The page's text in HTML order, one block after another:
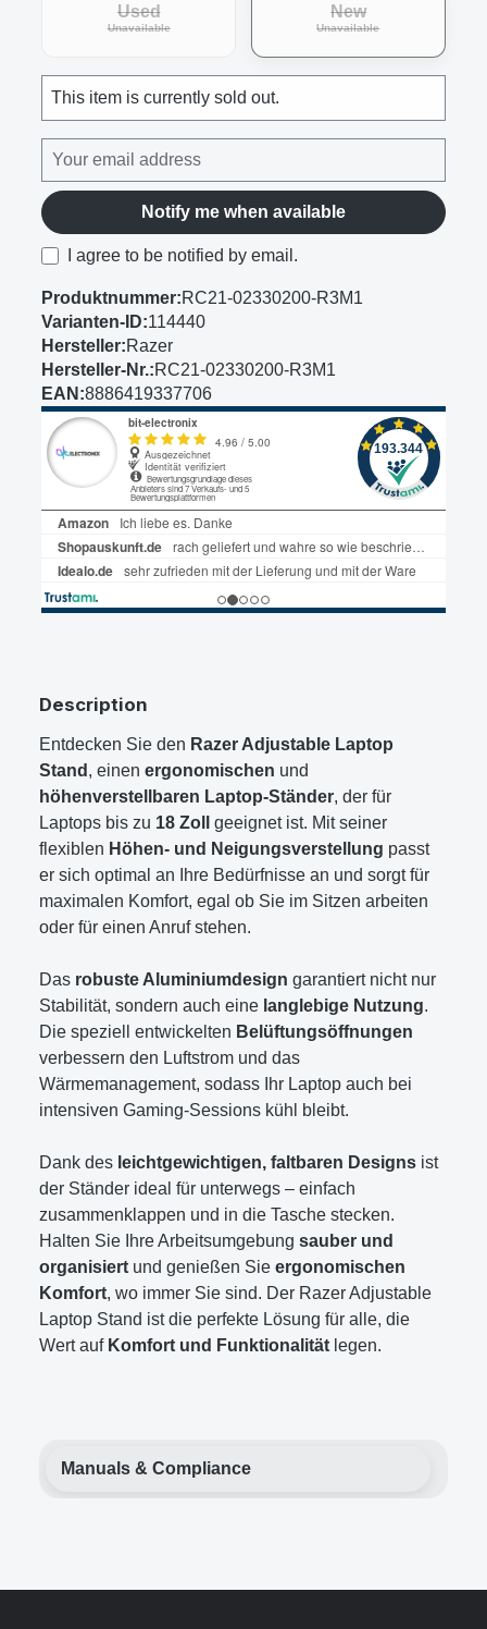
Used
Unavailable(This option is currently unavailable.)
New
Unavailable(This option is
This item is currently sold out.
Notify me when available
I agree to be notified by email.
Produktnummer:RC21-02330200-R3M1
Varianten-ID:114440
Hersteller:Razer
Hersteller-Nr.:RC21-02330200-R3M1
EAN:8886419337706
Description
Entdecken Sie den Razer Adjustable Laptop
Stand , einen ergonomischen und
höhenverstellbaren Laptop-Ständer, der für
Laptops bis zu 18 Zoll
geeignet ist. Mit seiner
flexiblen Höhen- und Neigungsverstellung passt
er sich optimal an Ihre Bedürfnisse an und sorgt für
maximalen Komfort, egal ob Sie im Sitzen arbeiten
oder für einen Anruf stehen.
Das robuste Aluminiumdesign garantiert nicht nur
Stabilität, sondern auch eine langlebige Nutzung.
Die speziell entwickelten Belüftungsöffnungen
verbessern den Luftstrom und das
Wärmemanagement, sodass Ihr Laptop auch bei
intensiven Gaming-Sessions kühl bleibt.
Dank des leichtgewichtigen, faltbaren Designs ist
der Ständer ideal für unterwegs – einfach
zusammenklappen und in die Tasche stecken.
Halten Sie Ihre Arbeitsumgebung sauber und
organisiert und genießen Sie ergonomischen
Komfort, wo immer Sie sind. Der Razer Adjustable
Laptop Stand ist die perfekte Lösung für alle, die
Wert auf Komfort und Funktionalität legen.
Manuals & Compliance